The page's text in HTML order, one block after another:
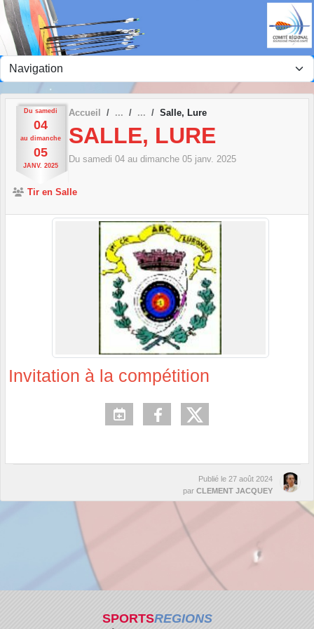
Du samedi
04
au dimanche
05
JANV. 2025
Accueil Salle, Lure
SALLE, LURE
Du samedi 04 au dimanche 05 janv. 2025
Tir en Salle
Invitation à la compétition
Publié le 27 août 2024
par CLEMENT JACQUEY
SPORTSREGIONS
Panneau de gestion des cookies